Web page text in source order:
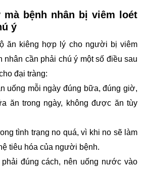
bệnh nhân bị viêm loét
ý
ăn kiêng hợp lý cho người bị viêm
nhân cần phải chú ý một số điều sau
đại tràng:
uống mỗi ngày đúng bữa, đúng giờ,
ăn trong ngày, không được ăn tùy
tình trạng no quá, vì khi no sẽ làm
tiêu hóa của người bệnh.
đúng cách, nên uống nước vào